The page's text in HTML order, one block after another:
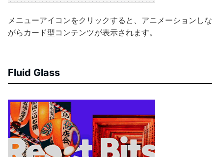
メニューアイコンをクリックすると、アニメーションしな
がらカード型コンテンツが表示されます。
Fluid Glass